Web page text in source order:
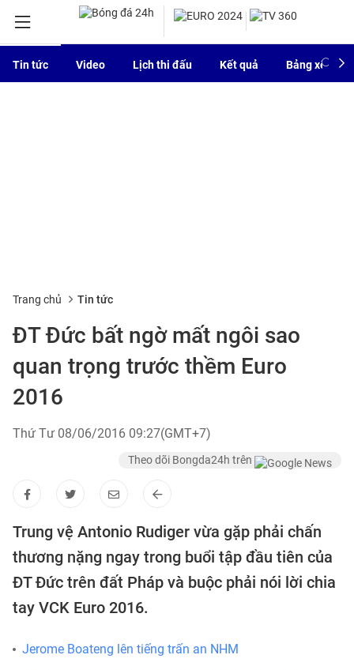
Tin tức Video Lịch thi đấu Kết quả Bảng xếp
Trang chủ Tin tức
ĐT Đức bất ngờ mất ngôi sao
quan trọng trước thềm Euro
2016
Thứ Tư 08/06/2016 09:27(GMT+7)
Theo dõi Bongda24h trên
Trung vệ Antonio Rudiger vừa gặp phải chấn
thương nặng ngay trong buổi tập đầu tiên của
ĐT Đức trên đất Pháp và buộc phải nói lời chia
tay VCK Euro 2016.
Jerome Boateng lên tiếng trấn an NHM